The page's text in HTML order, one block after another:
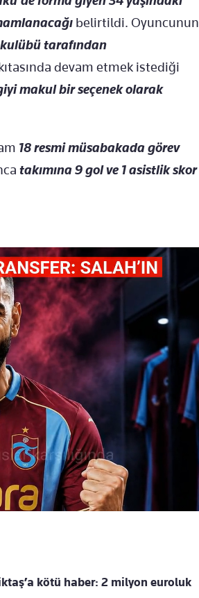
belirtildi. Oyuncunun
tarafından
devam etmek istediği
makul bir seçenek olarak
18 resmi müsabakada görev
takımına 9 gol ve 1 asistlik skor
kötü haber: 2 milyon euroluk